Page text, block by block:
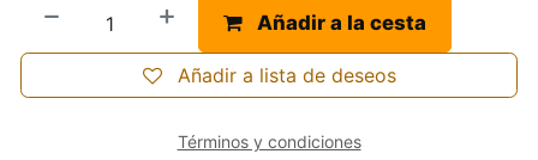
Añadir a la cesta
Añadir a lista de deseos
Términos y condiciones